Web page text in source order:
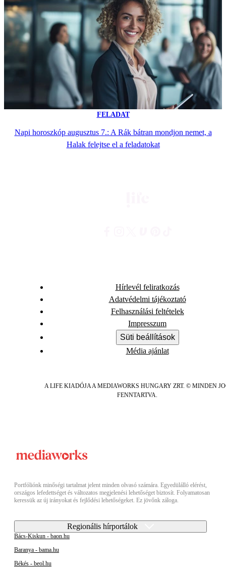
FELADAT
Napi horoszkóp augusztus 7.: A Rák bátran mondjon nemet, a
Halak felejtse el a feladatokat
Hírlevél feliratkozás
Adatvédelmi tájékoztató
Felhasználási feltételek
Impresszum
Süti beállítások
Média ajánlat
A LIFE KIADÓJA A MEDIAWORKS HUNGARY ZRT. © MINDEN
FENNTARTVA.
Portfóliónk minőségi tartalmat jelent minden olvasó számára. Egyedülálló elérést,
országos lefedettséget és változatos megjelenési lehetőséget biztosít. Folyamatosan
keressük az új irányokat és fejlődési lehetőségeket. Ez jövőnk záloga.
Regionális hírportálok
Bács-Kiskun - baon.hu
Baranya - bama.hu
Békés - beol.hu